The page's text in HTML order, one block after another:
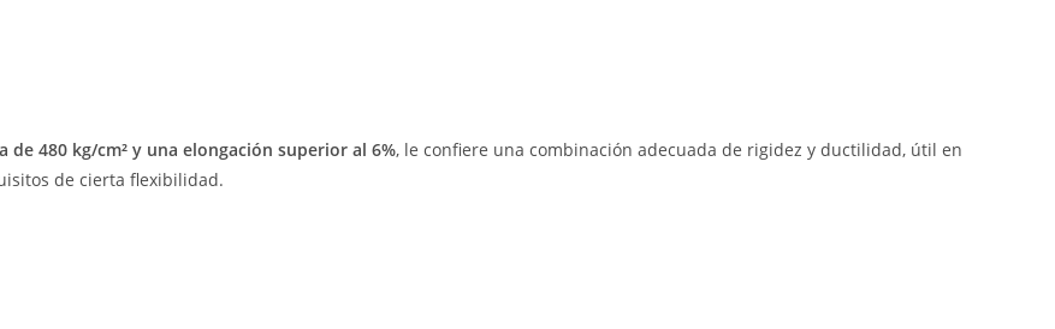
de 480 kg/cm² y una elongación superior al 6%, le confiere una combinación adecuada de rigidez y ductilidad, útil en
de cierta flexibilidad.